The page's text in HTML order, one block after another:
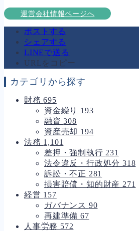
運営会社情報ページへ
ポストする
シェアする
LINEで送る
URLをコピー
カテゴリから探す
財務695
資金繰り 193
融資308
資産売却 194
法務 1,101
差押・強制執行 231
法令違反・行政処分318
訴訟・不正 281
損害賠償・知的財産 271
経営 157
ガバナンス 90
再建準備 67
人事労務 572